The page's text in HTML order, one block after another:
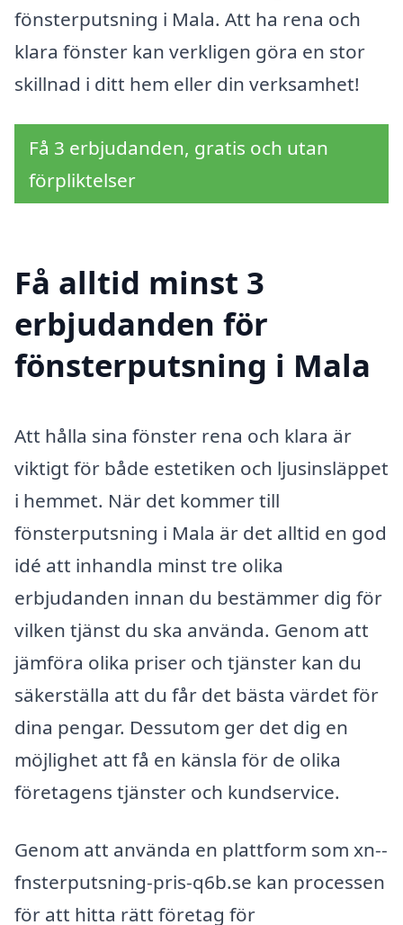
fönsterputsning i Mala. Att ha rena och
klara fönster kan verkligen göra en stor
skillnad i ditt hem eller din verksamhet!
Få 3 erbjudanden, gratis och utan
förpliktelser
Få alltid minst 3
erbjudanden för
fönsterputsning i Mala
Att hålla sina fönster rena och klara är
viktigt för både estetiken och ljusinsläppet
i hemmet. När det kommer till
fönsterputsning i Mala är det alltid en god
idé att inhandla minst tre olika
erbjudanden innan du bestämmer dig för
vilken tjänst du ska använda. Genom att
jämföra olika priser och tjänster kan du
säkerställa att du får det bästa värdet för
dina pengar. Dessutom ger det dig en
möjlighet att få en känsla för de olika
företagens tjänster och kundservice.
Genom att använda en plattform som xn--
fnsterputsning-pris-q6b.se kan processen
för att hitta rätt företag för